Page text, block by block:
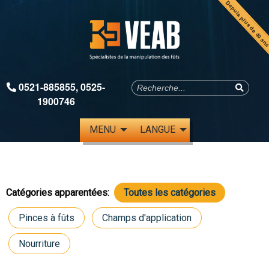
Depuis plus de
0521-885855,0525-
1900746
MENU LANGUE
Catégories apparentées: Toutes les catégories
Pinces à fûts Champs d'application
Nourriture